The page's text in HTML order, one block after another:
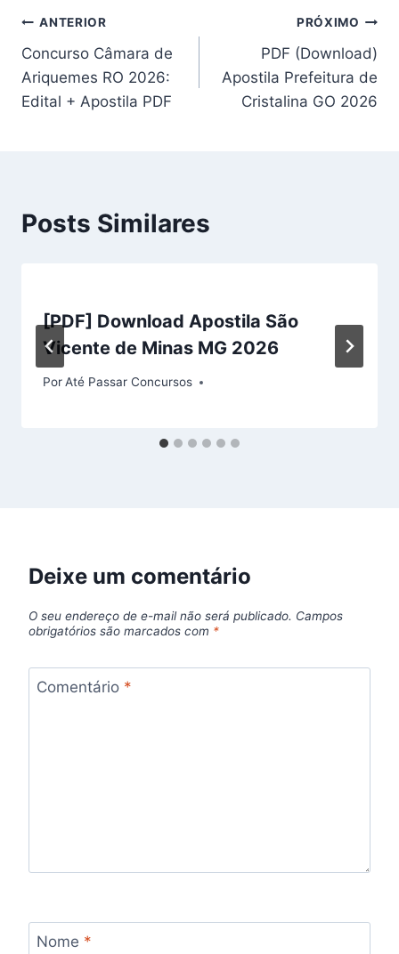
Navegação
de
Post
ANTERIOR
Concurso Câmara de
Ariquemes RO 2026:
Edital + Apostila PDF
PRÓXIMO
PDF (Download)
Apostila Prefeitura de
Cristalina GO 2026
Posts Similares
[PDF] Download Apostila São
Vicente de Minas MG 2026
PorAté Passar Concursos
Deixe um comentário
O seu endereço de e-mail não será publicado. Campos
obrigatórios são marcados com *
Comentário *
Nome *